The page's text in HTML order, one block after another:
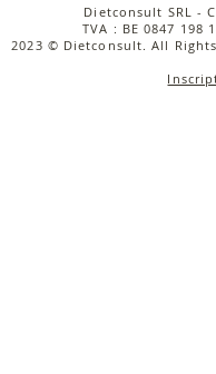
Dietconsult SRL -
TVA : BE 0847 198
2023 © Dietconsult. All